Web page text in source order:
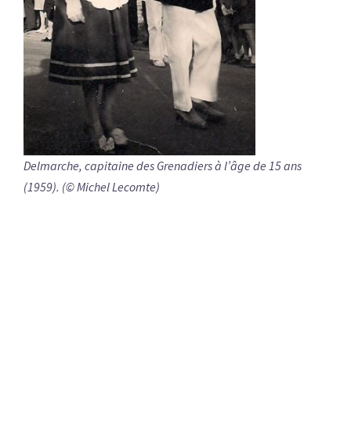
Delmarche, capitaine des Grenadiers à l’âge de 15 ans
(1959). (© Michel Lecomte)